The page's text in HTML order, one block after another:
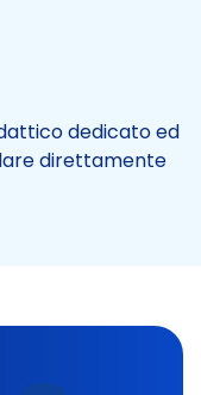
dedicato ed
direttamente